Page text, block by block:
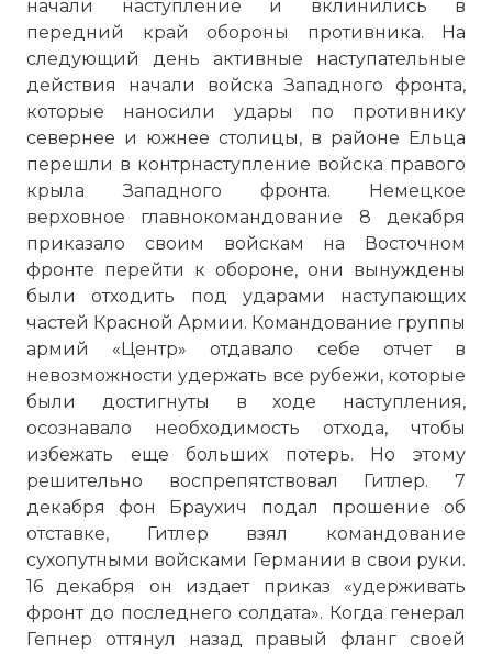
начали наступление и вклинились в
передний край обороны противника. На
следующий день активные наступательные
действия начали войска Западного фронта,
которые наносили удары по противнику
севернее и южнее столицы, в районе Ельца
перешли в контрнаступление войска правого
крыла Западного фронта. Немецкое
верховное главнокомандование 8 декабря
приказало своим войскам на Восточном
фронте перейти к обороне, они вынуждены
были отходить под ударами наступающих
частей Красной Армии. Командование группы
армий «Центр» отдавало себе отчет в
невозможности удержать все рубежи, которые
были достигнуты в ходе наступления,
осознавало необходимость отхода, чтобы
избежать еще больших потерь. Но этому
решительно воспрепятствовал Гитлер. 7
декабря фон Браухич подал прошение об
отставке, Гитлер взял командование
сухопутными войсками Германии в свои руки.
16 декабря он издает приказ «удерживать
фронт до последнего солдата». Когда генерал
Гепнер оттянул назад правый фланг своей